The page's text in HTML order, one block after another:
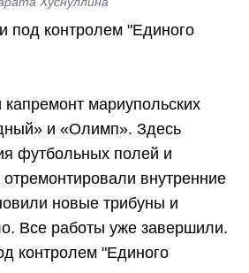
под контролем "Единого
мариупольских
и «Олимп». Здесь
футбольных полей и
внутренние
новые трибуны и
Все работы уже завершили.
контролем "Единого